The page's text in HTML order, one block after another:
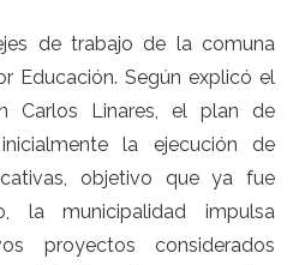
de trabajo de la comuna
Educación. Según explicó el
Carlos Linares, el plan de
la ejecución de
objetivo que ya fue
la municipalidad impulsa
proyectos considerados